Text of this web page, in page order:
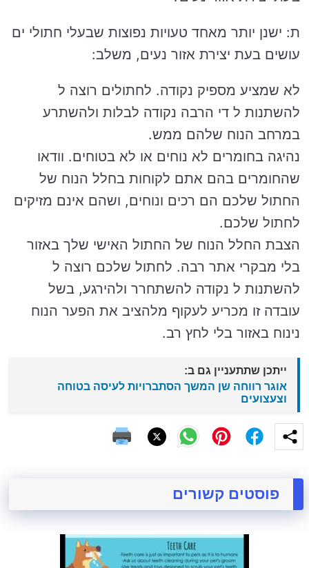
ת: ישנן יותר מאחד טעויות נפוצות שבעלי חתולי ים
עושים בעת יצירת אזור נעים, משלב:
לא שמציע מספיק נקודה. לחתולים רוצה ל
להשתנות ל די הרבה נקודה לבלות ולהשתרע
במרחב הנוח שלהם ממש.
נהיגה בחומרים לא נוחים או לא בטוחים. וודאו
שהחומרים בהם אתם לקוחות בחלל הנוח של
החתול שלכם הם רכים ונוחים, ושהם אינם מזיקים
לחתול שלכם.
הצבת החלל הנוח של החתול האישי שלך באזור
בלי מבקרי אתר רבה. לחתול שלכם רוצה ל
להשתנות ל נקודה להשתחרר ולהירגע, בשל
עובדה זו מכריע לעקוף מלהציב את הפער הנוח
נינוח באזור בלי לחץ רב.
ייתכן שתתעניין גם ב:
אוגר רווחה שן המשך הסתברויות לעיסה בטוחה
וצעצועים
פוסטים קשורים